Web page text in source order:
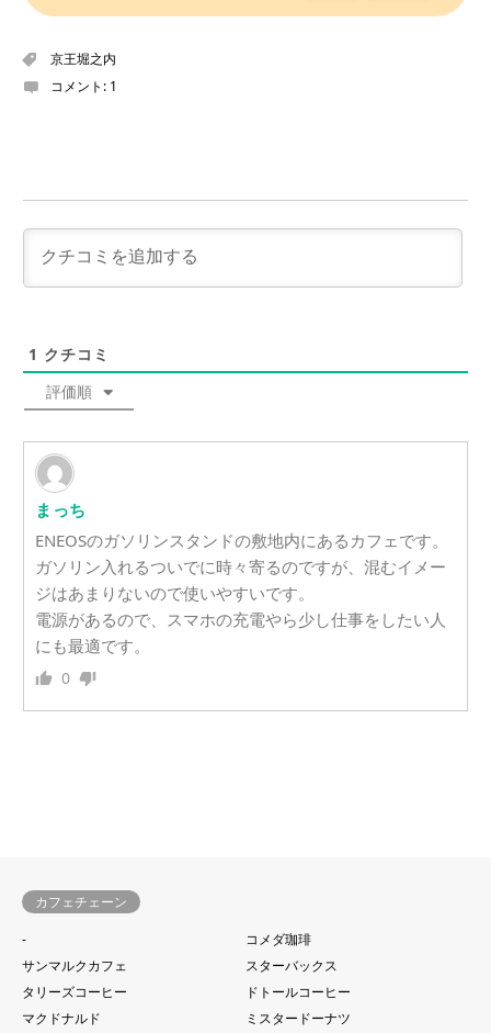
京王堀之内
コメント: 1
1 クチコミ
評価順
まっち
ENEOSのガソリンスタンドの敷地内にあるカフェです。
ガソリン入れるついでに時々寄るのですが、混むイメー
ジはあまりないので使いやすいです。
電源があるので、スマホの充電やら少し仕事をしたい人
にも最適です。
0
カフェチェーン
-
コメダ珈琲
サンマルクカフェ
スターバックス
タリーズコーヒー
ドトールコーヒー
マクドナルド
ミスタードーナツ